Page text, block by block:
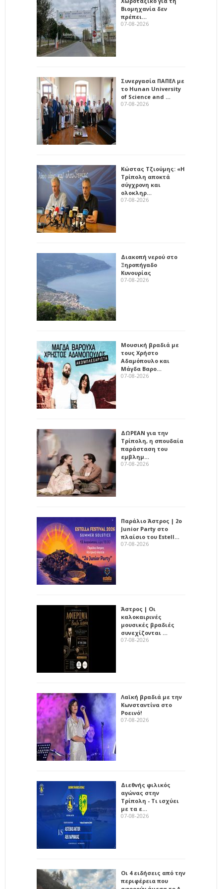
Βιομηχανία δεν
πρέπει…
07-08-2026
Συνεργασία ΠΑΠΕΛ με
το Hunan University
of Science and …
07-08-2026
Κώστας Τζιούμης: «Η
Τρίπολη αποκτά
σύγχρονη και
ολοκληρ…
07-08-2026
Διακοπή νερού στο
Ξηροπήγαδο
Κυνουρίας
07-08-2026
Μουσική βραδιά με
τους Χρήστο
Αδαμόπουλο και
Μάγδα Βαρο…
07-08-2026
ΔΩΡΕΑΝ για την
Τρίπολη, η σπουδαία
παράσταση του
εμβλημ…
07-08-2026
Παράλιο Άστρος | 2ο
Junior Party στο
πλαίσιο του Estell…
07-08-2026
Άστρος | Οι
καλοκαιρινές
μουσικές βραδιές
συνεχίζονται …
07-08-2026
Λαϊκή βραδιά με την
Κωνσταντίνα στο
Ροεινό!
07-08-2026
Διεθνής φιλικός
αγώνας στην
Τρίπολη - Τι ισχύει
με τα ε…
07-08-2026
Οι 4 ειδήσεις από την
περιφέρεια που